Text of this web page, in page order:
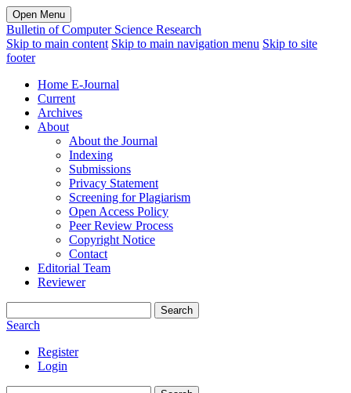
Open Menu
Bulletin of Computer Science Research
Skip to main content Skip to main navigation menu Skip to site
footer
Home E-Journal
Current
Archives
About
About the Journal
Indexing
Submissions
Privacy Statement
Screening for Plagiarism
Open Access Policy
Peer Review Process
Copyright Notice
Contact
Editorial Team
Reviewer
Search
Search
Register
Login